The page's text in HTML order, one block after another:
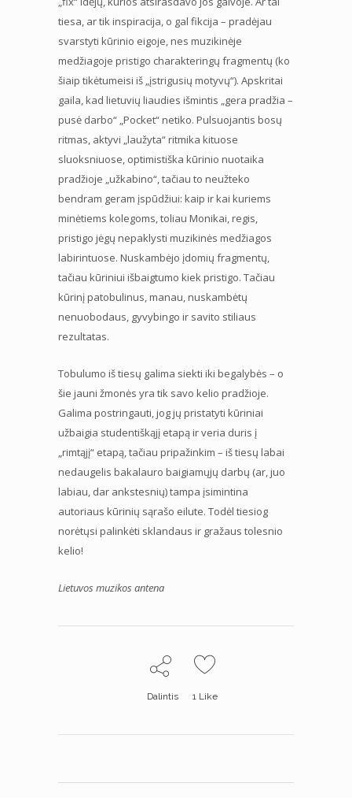
tiesa, ar tik inspiracija, o gal fikcija – pradėjau
svarstyti kūrinio eigoje, nes muzikinėje
medžiagoje pristigo charakteringų fragmentų (ko
šiaip tikėtumeisi iš „įstrigusių motyvų“). Apskritai
gaila, kad lietuvių liaudies išmintis „gera pradžia –
pusė darbo“ „Pocket“ netiko. Pulsuojantis bosų
ritmas, aktyvi „laužyta“ ritmika kituose
sluoksniuose, optimistiška kūrinio nuotaika
pradžioje „užkabino“, tačiau to neužteko
bendram geram įspūdžiui: kaip ir kai kuriems
minėtiems kolegoms, toliau Monikai, regis,
pristigo jėgų nepaklysti muzikinės medžiagos
labirintuose. Nuskambėjo įdomių fragmentų,
tačiau kūriniui išbaigtumo kiek pristigo. Tačiau
kūrinį patobulinus, manau, nuskambėtų
nenuobodaus, gyvybingo ir savito stiliaus
rezultatas.
Tobulumo iš tiesų galima siekti iki begalybės – o
šie jauni žmonės yra tik savo kelio pradžioje.
Galima postringauti, jog jų pristatyti kūriniai
užbaigia studentiškąjį etapą ir veria duris į
„rimtąjį“ etapą, tačiau pripažinkim – iš tiesų labai
nedaugelis bakalauro baigiamųjų darbų (ar, juo
labiau, dar ankstesnių) tampa įsimintina
autoriaus kūrinių sąrašo eilute. Todėl tiesiog
norėtųsi palinkėti sklandaus ir gražaus tolesnio
kelio!
Lietuvos muzikos antena
Dalintis 1 Like